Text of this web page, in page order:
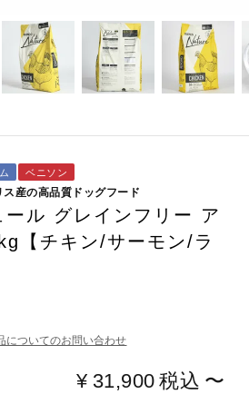
ベニソン
産の高品質ドッグフード
ール グレインフリー ア
【チキン/サーモン/ラ
についてのお問い合わせ
¥ 31,900 税込 〜